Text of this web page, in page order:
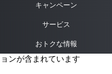
キャンペーン
サービス
おトクな情報
ンが含まれています